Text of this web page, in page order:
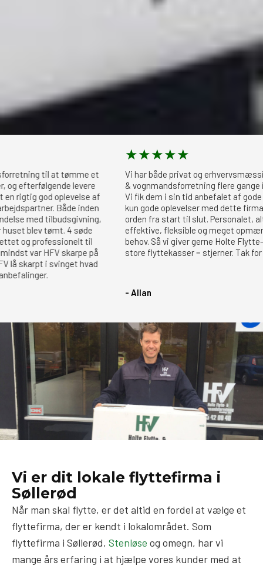
til at tømme et
levere
oplevelse af
Både inden
tilbudsgivning,
tømt. 4 søde
til
HFV skarpe på
i svinget hvad
★★★
Vi har både privat og erhvervsmæssigt,
& vognmandsforretning flere gange i
Vi fik dem i sin tid anbefalet af gode venner.
kun gode oplevelser med dette firma. Deres
orden fra start til slut. Personalet, altså
effektive, fleksible og meget opmærksomme
behov. Så vi giver gerne Holte Flytte- &
store flyttekasser = stjerner. Tak for hjælpen
Vi er dit lokale flyttefirma i
Søllerød
Når man skal flytte, er det altid en fordel at vælge et
flyttefirma, der er kendt i lokalområdet. Som
flyttefirma i Søllerød, Stenløse og omegn, har vi
mange års erfaring i at hjælpe vores kunder med at